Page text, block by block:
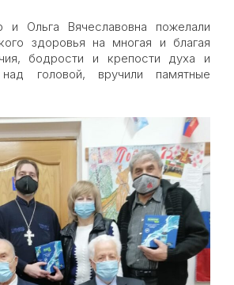
и Ольга Вячеславовна пожелали
здоровья на многая и благая
бодрости и крепости духа и
головой, вручили памятные